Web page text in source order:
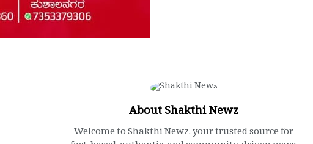
About Shakthi Newz
Welcome to Shakthi Newz, your trusted source for